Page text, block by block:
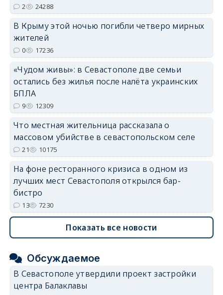
erid: 2SDnjdvhGXG
2 24288
В Крыму этой ночью погибли четверо мирных
жителей
0 17236
«Чудом живы»: в Севастополе две семьи
остались без жилья после налёта украинских
БПЛА
9 12309
Что местная жительница рассказала о
массовом убийстве в севастопольском селе
21 10175
На фоне ресторанного кризиса в одном из
лучших мест Севастополя открылся бар-
бистро
13 7230
Показать все новости
Обсуждаемое
В Севастополе утвердили проект застройки
центра Балаклавы